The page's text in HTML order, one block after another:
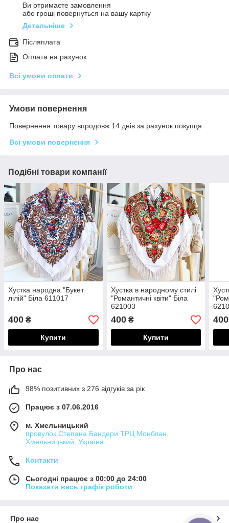
Ви отримаєте замовлення
або гроші повернуться на вашу картку
Детальніше
Післяплата
Оплата на рахунок
Всі умови оплати
Умови повернення
Повернення товару впродовж 14 днів за рахунок покупця
Всі умови повернення
Подібні товари компанії
Хустка народна "Букет
лілій" Біла 611017
400 ₴
Купити
Хустка в народному стилі
"Романтичні квіти" Біла
621003
400₴
Купити
400
Про нас
98% позитивних з 276 відгуків за рік
Працює з 07.06.2016
м. Хмельницький
провулок Степана Бандери ТРЦ Монблан,
Хмельницький, Україна
Контакти
Сьогодні працює з 00:00 до 24:00
Показати весь графік роботи
Про нас